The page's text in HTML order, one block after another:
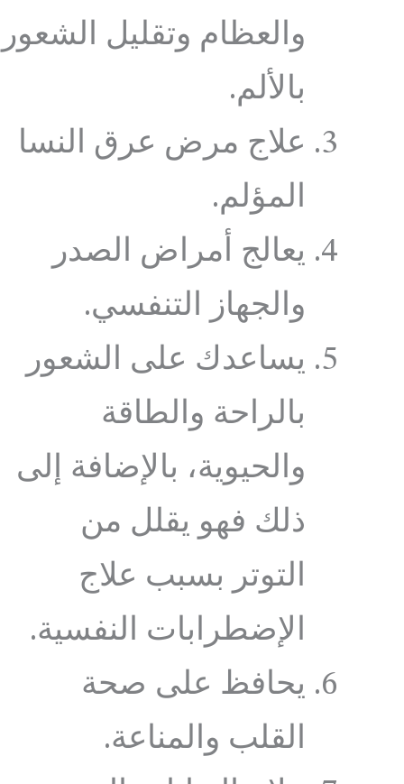
والعظام وتقليل الشعور
بالألم.
علاج مرض عرق النسا
المؤلم.
يعالج أمراض الصدر
والجهاز التنفسي.
يساعدك على الشعور
بالراحة والطاقة
والحيوية، بالإضافة إلى
ذلك فهو يقلل من
التوتر بسبب علاج
الإضطرابات النفسية.
يحافظ على صحة
القلب والمناعة.